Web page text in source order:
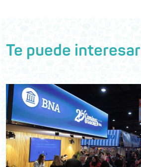
Te puede interesar